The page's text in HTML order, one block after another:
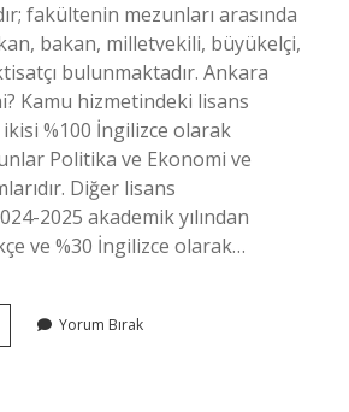
fakültenin mezunları arasında
bakan, milletvekili, büyükelçi,
bulunmaktadır. Ankara
Kamu hizmetindeki lisans
%100 İngilizce olarak
Politika ve Ekonomi ve
Diğer lisans
2025 akademik yılından
ve %30 İngilizce olarak…
Yorum Bırak